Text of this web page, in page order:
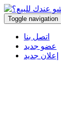
Toggle navigation
اتصل بنا
عضو جديد
إعلان جديد